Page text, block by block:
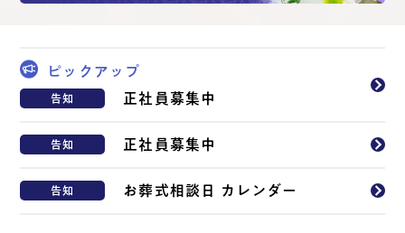
ピックアップ
告知 正社員募集中
告知 正社員募集中
告知 お葬式相談日 カレンダー